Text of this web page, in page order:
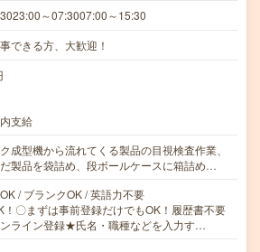
～07:3007:00～15:30
できる方、大歓迎！
支給
成型機から流れてくる製品の目視検査作業、
製品を袋詰め、段ボールケースに箱詰め…
/ ブランクOK / 英語力不要
〇まずは事前登録だけでもOK！履歴書不要
ライン登録★氏名・職種などを入力す…